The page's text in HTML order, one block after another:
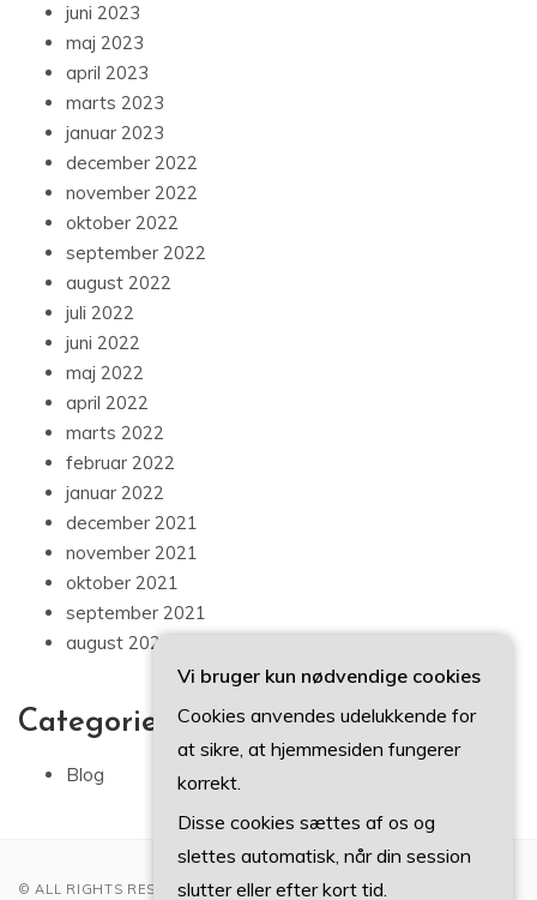
juni 2023
maj 2023
april 2023
marts 2023
januar 2023
december 2022
november 2022
oktober 2022
september 2022
august 2022
juli 2022
juni 2022
maj 2022
april 2022
marts 2022
februar 2022
januar 2022
december 2021
november 2021
oktober 2021
september 2021
august 2021
Categories
Blog
© ALL RIGHTS RESERVED 2022
Vi bruger kun nødvendige cookies
Cookies anvendes udelukkende for
at sikre, at hjemmesiden fungerer
korrekt.
Disse cookies sættes af os og
slettes automatisk, når din session
slutter eller efter kort tid.